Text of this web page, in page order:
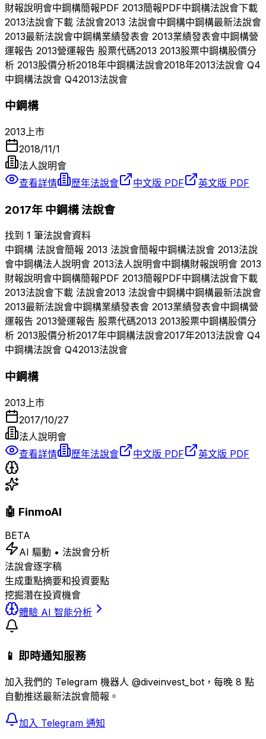
財報說明會中鋼構簡報PDF 2013簡報PDF中鋼構法說會下載
2013法說會下載 法說會2013 法說會中鋼構中鋼構最新法說會
2013最新法說會中鋼構業績發表會 2013業績發表會中鋼構營
運報告 2013營運報告 股票代碼2013 2013股票中鋼構股價分
析 2013股價分析2018年中鋼構法說會2018年2013法說會 Q4
中鋼構法說會 Q42013法說會
中鋼構
2013 上市
2018/11/1
法人說明會
查看詳情
歷年法說會 中文版 PDF 英文版 PDF
2017年 中鋼構法說會
找到 1 筆法說會資料
中鋼構 法說會簡報 2013 法說會簡報中鋼構法說會 2013法說
會中鋼構法人說明會 2013法人說明會中鋼構財報說明會 2013
財報說明會中鋼構簡報PDF 2013簡報PDF中鋼構法說會下載
2013法說會下載 法說會2013 法說會中鋼構中鋼構最新法說會
2013最新法說會中鋼構業績發表會 2013業績發表會中鋼構營
運報告 2013營運報告 股票代碼2013 2013股票中鋼構股價分
析 2013股價分析2017年中鋼構法說會2017年2013法說會 Q4
中鋼構法說會 Q42013法說會
中鋼構
2013 上市
2017/10/27
法人說明會
查看詳情
歷年法說會 中文版 PDF 英文版 PDF
🤖 FinmoAI
BETA
AI 驅動 • 法說會分析
法說會逐字稿
生成重點摘要和投資要點
挖掘潛在投資機會
體驗 AI 智能分析
📱 即時通知服務
加入我們的 Telegram 機器人 @diveinvest_bot，每晚 8 點
自動推送最新法說會簡報。
加入 Telegram 通知